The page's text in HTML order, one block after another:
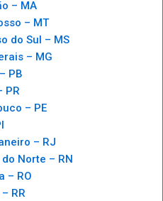
– MA
– MT
do Sul – MS
– MG
PB
PR
– PE
– RJ
Norte – RN
– RO
RR